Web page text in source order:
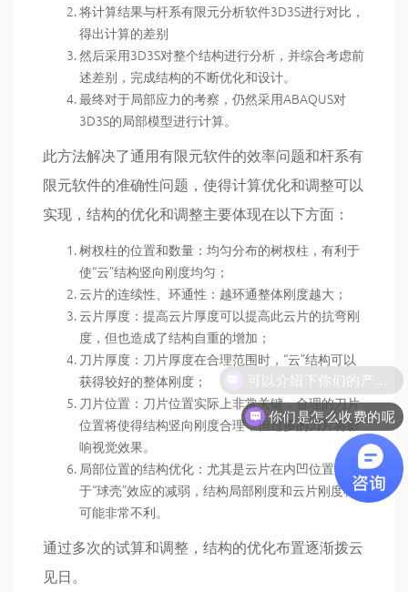
将计算结果与杆系有限元分析软件3D3S进行对比，
得出计算的差别
然后采用3D3S对整个结构进行分析，并综合考虑前
述差别，完成结构的不断优化和设计。
最终对于局部应力的考察，仍然采用ABAQUS对
3D3S的局部模型进行计算。
此方法解决了通用有限元软件的效率问题和杆系有
限元软件的准确性问题，使得计算优化和调整可以
实现，结构的优化和调整主要体现在以下方面：
树杈柱的位置和数量：均匀分布的树杈柱，有利于
使“云”结构竖向刚度均匀；
云片的连续性、环通性：越环通整体刚度越大；
云片厚度：提高云片厚度可以提高此云片的抗弯刚
度，但也造成了结构自重的增加；
刀片厚度：刀片厚度在合理范围时，“云”结构可以
获得较好的整体刚度；
刀片位置：刀片位置实际上非常关键，合理的刀片
位置将使得结构竖向刚度合理，但过多的刀片将影
响视觉效果。
局部位置的结构优化：尤其是云片在内凹位置，由
于“球壳”效应的减弱，结构局部刚度和云片刚度将
可能非常不利。
通过多次的试算和调整，结构的优化布置逐渐拨云
见日。
你们是怎么收费的呢